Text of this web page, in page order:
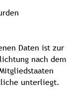
Daten ist zur
nach dem
unterliegt.